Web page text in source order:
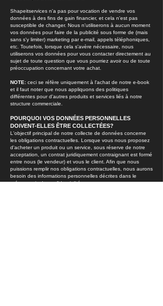
Shapeitservices n'a pas pour vocation de vendre vos
données à des fins de gain financier, et cela n'est pas
susceptible de changer. Nous n'utiliserons à aucun moment
vos données pour faire de la publicité sous forme de (mais
sans s'y limiter) marketing par e-mail, appels téléphoniques,
etc. Toutefois, lorsque cela s'avère nécessaire, nous
utiliserons vos données pour vous contacter directement au
sujet de toute question que vous pourriez avoir ou de toute
préoccupation concernant votre achat.
NOTE: ceci se réfère uniquement à l'achat de notre e-book
et il faut noter que nous appliquons des politiques
différentes pour d'autres produits et services liés à notre
structure commerciale.
POURQUOI VOS DONNÉES PERSONNELLES
DOIVENT-ELLES Ê​TRE COLLECTÉES?
L'objectif principal de notre collecte de données concerne
les obligations contractuelles. Lorsque vous nous proposez
d'acheter un produit ou un service, sous réserve de notre
acceptation, un contrat juridiquement contraignant est formé
entre nous (le vendeur) et vous le client. Afin que nous
puissions remplir nos obligations contractuelles, nous aurons
besoin des informations personnelles décrites dans le
présent avis de confidentialité.